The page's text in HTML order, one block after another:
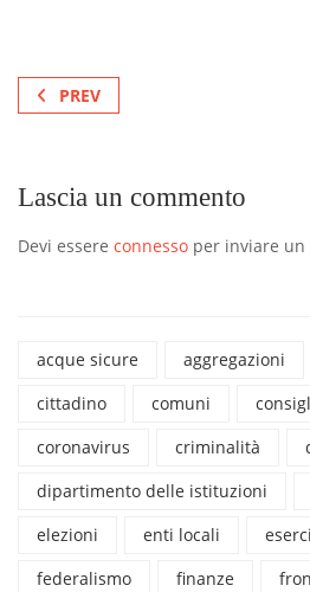
PREV
Lascia un commento
Devi essere connesso per inviare un
acque sicure aggregazioni
cittadino
comuni
coronavirus
criminalità
dipartimento delle istituzioni
elezioni
enti locali
federalismo
finanze